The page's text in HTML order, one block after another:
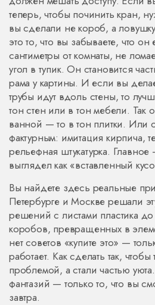
теперь, чтобы починить кран,
вы сделали не короб, а
это то, что вы забываете, что
сантиметры от комнаты, не
угол в тупик. Он становится
рама у картины. И если вы
трубы идут вдоль стены, то
тон стен или в тон мебели. Так
ванной — то в тон плитки. Или
фактурным: имитация кирпича,
рельефная штукатурка.
выглядел как «вставленный
Вы найдете здесь реальные
Петербурге и Москве решали
решений с листами пластика
коробов, превращенных в
нет советов «купите это» —
работает. Как сделать так,
проблемой, а стали частью
фантазий — только то, что вы
завтра.